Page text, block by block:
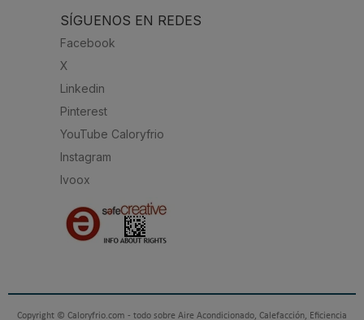
SÍGUENOS EN REDES
Facebook
X
Linkedin
Pinterest
YouTube Caloryfrio
Instagram
Ivoox
Copyright © Caloryfrio.com - todo sobre Aire Acondicionado, Calefacción, Eficiencia